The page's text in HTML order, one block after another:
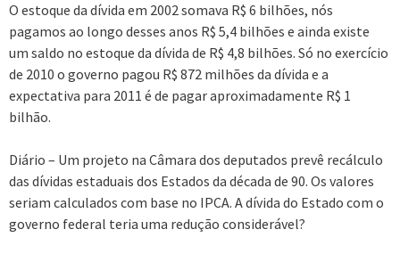
O estoque da dívida em 2002 somava R$ 6 bilhões, nós
pagamos ao longo desses anos R$ 5,4 bilhões e ainda existe
um saldo no estoque da dívida de R$ 4,8 bilhões. Só no exercício
de 2010 o governo pagou R$ 872 milhões da dívida e a
expectativa para 2011 é de pagar aproximadamente R$ 1
bilhão.
Diário – Um projeto na Câmara dos deputados prevê recálculo
das dívidas estaduais dos Estados da década de 90. Os valores
seriam calculados com base no IPCA. A dívida do Estado com o
governo federal teria uma redução considerável?